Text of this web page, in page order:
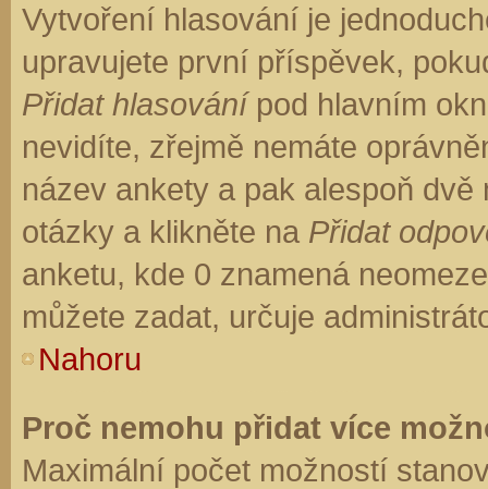
Vytvoření hlasování je
upravujete první příspěvek,
Přidat hlasovánípod hlavním
nevidíte, zřejmě nemáte
název ankety a pak alespoň
otázky a klikněte na Přidat
anketu, kde 0 znamená
můžete zadat, určuje
Nahoru
Proč nemohu přidat více
Maximální počet možností